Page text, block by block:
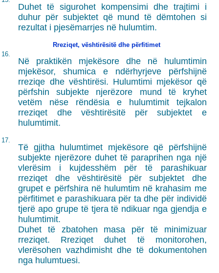
Duhet të sigurohet kompensimi dhe trajtimi i
duhur për subjektet që mund të dëmtohen si
rezultat i pjesëmarrjes në hulumtim.
Rreziqet, vështirësitë dhe përfitimet
16.
Në praktikën mjekësore dhe në hulumtimin
mjekësor, shumica e ndërhyrjeve përfshijnë
rreziqe dhe vështirësi. Hulumtimi mjekësor që
përfshin subjekte njerëzore mund të kryhet
vetëm nëse rëndësia e hulumtimit tejkalon
rreziqet dhe vështirësitë për subjektet e
hulumtimit.
17.
Të gjitha hulumtimet mjekësore që përfshijnë
subjekte njerëzore duhet të paraprihen nga një
vlerësim i kujdesshëm për të parashikuar
rreziqet dhe vështirësitë për subjektet dhe
grupet e përfshira në hulumtim në krahasim me
përfitimet e parashikuara për ta dhe për individë
tjerë apo grupe të tjera të ndikuar nga gjendja e
hulumtimit.
Duhet të zbatohen masa për të minimizuar
rreziqet. Rreziqet duhet të monitorohen,
vlerësohen vazhdimisht dhe të dokumentohen
nga hulumtuesi.